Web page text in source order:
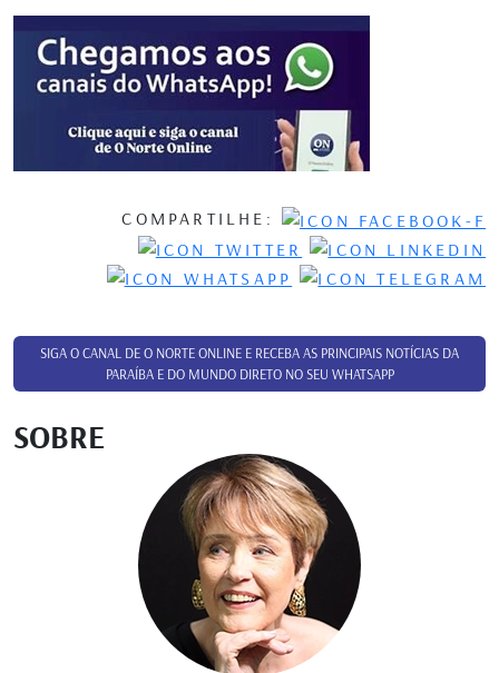
COMPARTILHE:
SIGA O CANAL DE O NORTE ONLINE E RECEBA AS PRINCIPAIS NOTÍCIAS DA
PARAÍBA E DO MUNDO DIRETO NO SEU WHATSAPP
SOBRE